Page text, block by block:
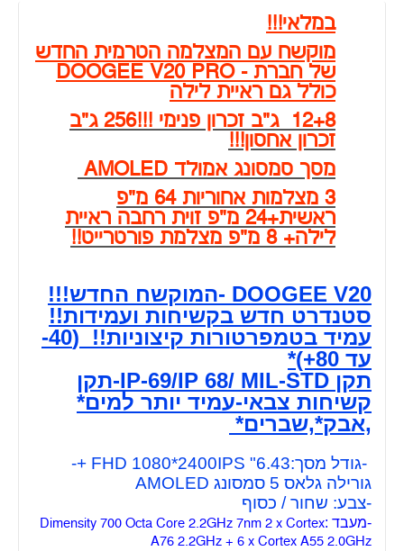
במלאי!!!
מוקשח עם המצלמה הטרמית החדש
של חברת - DOOGEE V20 PRO
כולל גם ראיית לילה
12+8 ג"ב זכרון פנימי !!!256 ג"ב
זכרון אחסון!!!
מסך סמסונג אמולד AMOLED
3 מצלמות אחוריות 64 מ"פ
ראשית+24 מ"פ זוית רחבה ראיית
לילה+ 8 מ"פ מצלמת פורטרייט!!
DOOGEE V20 -המוקשח החדש!!!
סטנדרט חדש בקשיחות ועמידות!!
עמיד בטמפרטורות קיצוניות!! (40-
עד 80+)*
תקן IP-69/IP 68/ MIL-STD-תקן
קשיחות צבאי-עמיד יותר למים*
,אבק*,שברים*
-גודל מסך:6.43" FHD 1080*2400IPS +-
גורילה גלאס 5 סמסונג AMOLED
-צבע: שחור / כסוף
-מעבד :Dimensity 700 Octa Core 2.2GHz 7nm 2 x Cortex
A76 2.2GHz + 6 x Cortex A55 2.0GHz